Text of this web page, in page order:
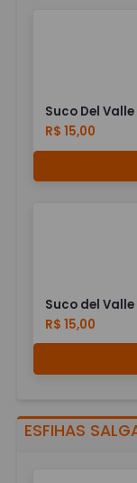
Suco Del
R$ 15,00
Suco del Valle
R$ 15,00
ESFIHAS